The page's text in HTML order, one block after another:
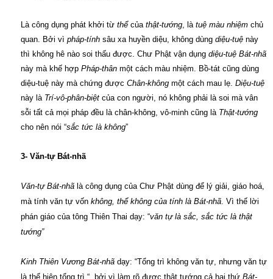
Là công dụng phát khởi từ thể của thật-tướng, là tuệ màu nhiệm chủ
quan. Bởi vì pháp-tính sâu xa huyền diệu, không dùng diệu-tuệ này
thì không hê nào soi thấu được. Chư Phật vận dụng diệu-tuệ Bát-nhã
này mà khế hợp Pháp-thân một cách màu nhiệm. Bồ-tát cũng dùng
diệu-tuệ này mà chứng được Chân-không một cách mau lẹ. Diệu-tuệ
này là Trí-vô-phân-biệt của con người, nó không phải là soi mà vân
sỗi tất cả mọi pháp đều là chân-không, vô-minh cũng là Thật-tướng
cho nên nói “sắc tức là không”
3- Văn-tự Bát-nhã
Văn-tự Bát-nhã là công dụng của Chư Phật dùng để lý giải, giáo hoá,
mà tính văn tự vốn không, thể không của tính là Bát-nhã. Vì thế lời
phán giáo của tông Thiên Thai dạy: “văn tự là sắc, sắc tức là thật
tướng”
Kinh Thiên Vương Bát-nhã dạy: “Tổng trì không văn tự, nhưng văn tự
là thể hiện tổng trì “, bởi vì làm rõ được thật tướng cả hai thứ Bát-